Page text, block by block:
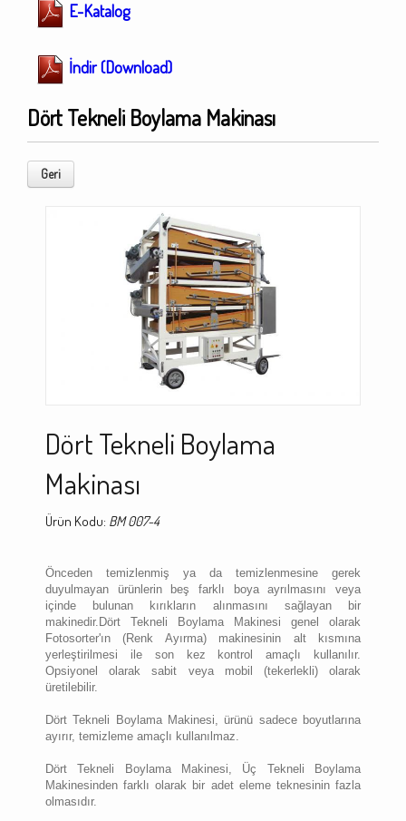
E-Katalog
İndir (Download)
Dört Tekneli Boylama Makinası
Geri
Dört Tekneli Boylama
Makinası
Ürün Kodu: BM 007-4
Önceden temizlenmiş ya da temizlenmesine gerek
duyulmayan ürünlerin beş farklı boya ayrılmasını veya
içinde bulunan kırıkların alınmasını sağlayan bir
makinedir.Dört Tekneli Boylama Makinesi genel olarak
Fotosorter'ın (Renk Ayırma) makinesinin alt kısmına
yerleştirilmesi ile son kez kontrol amaçlı kullanılır.
Opsiyonel olarak sabit veya mobil (tekerlekli) olarak
üretilebilir.
Dört Tekneli Boylama Makinesi, ürünü sadece boyutlarına
ayırır, temizleme amaçlı kullanılmaz.
Dört Tekneli Boylama Makinesi, Üç Tekneli Boylama
Makinesinden farklı olarak bir adet eleme teknesinin fazla
olmasıdır.